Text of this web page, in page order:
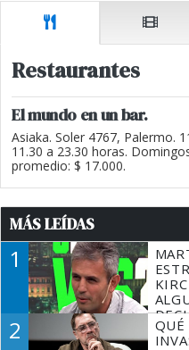
Restaurantes
El mundo en un bar.
Asiaka. Soler 4767, Palermo.
11.30 a 23.30 horas.
promedio: $ 17.000.
MÁS LEÍDAS
1
2
QUÉ